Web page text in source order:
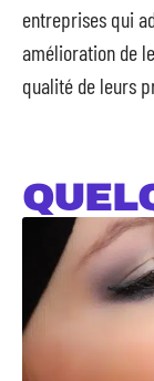
entreprises qui
amélioration de
qualité de leurs